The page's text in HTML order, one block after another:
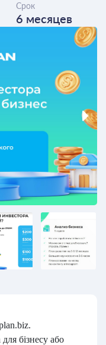
Срок
6 месяцев
бізнесу або